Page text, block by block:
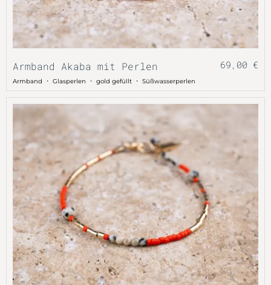
Armband Akaba mit Perlen 69,00 €
Armband ・ Glasperlen ・ gold gefüllt ・ Süßwasserperlen